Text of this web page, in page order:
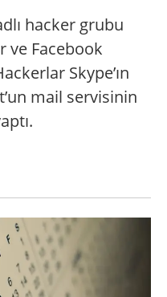
hacker grubu
ve Facebook
Skype’ın
mail servisinin